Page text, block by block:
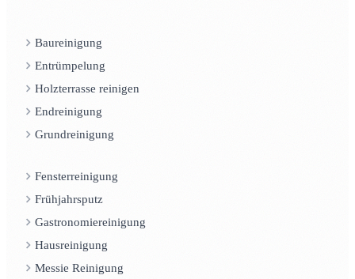
Baureinigung
Entrümpelung
Holzterrasse reinigen
Endreinigung
Grundreinigung
Fensterreinigung
Frühjahrsputz
Gastronomiereinigung
Hausreinigung
Messie Reinigung